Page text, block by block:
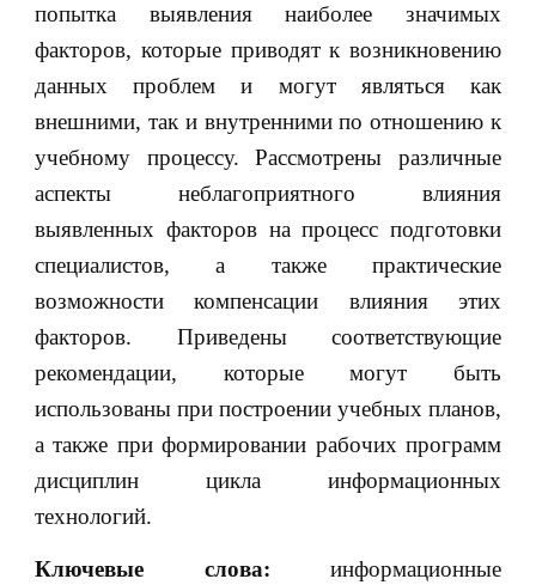
попытка выявления наиболее значимых
факторов, которые приводят к возникновению
данных проблем и могут являться как
внешними, так и внутренними по отношению к
учебному процессу. Рассмотрены различные
аспекты неблагоприятного влияния
выявленных факторов на процесс подготовки
специалистов, а также практические
возможности компенсации влияния этих
факторов. Приведены соответствующие
рекомендации, которые могут быть
использованы при построении учебных планов,
а также при формировании рабочих программ
дисциплин цикла информационных
технологий.
Ключевые слова: информационные